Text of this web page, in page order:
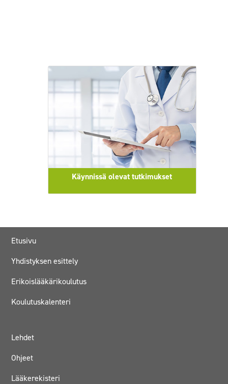
Käynnissä olevat tutkimukset
Etusivu
Yhdistyksen esittely
Erikoislääkärikoulutus
Koulutuskalenteri
Lehdet
Ohjeet
Lääkerekisteri